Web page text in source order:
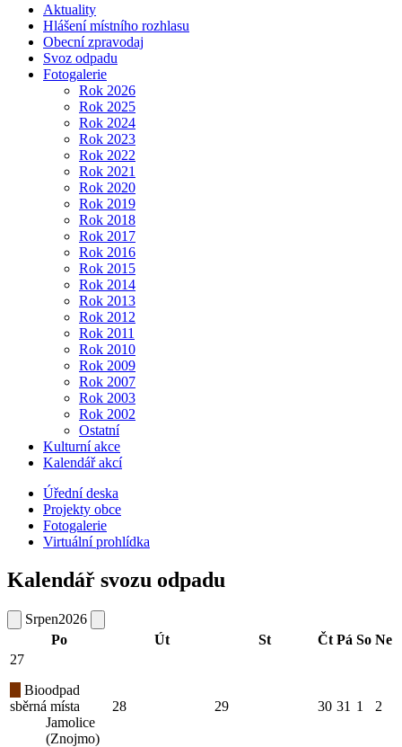
Aktuality
Hlášení místního rozhlasu
Obecní zpravodaj
Svoz odpadu
Fotogalerie
Rok 2026
Rok 2025
Rok 2024
Rok 2023
Rok 2022
Rok 2021
Rok 2020
Rok 2019
Rok 2018
Rok 2017
Rok 2016
Rok 2015
Rok 2014
Rok 2013
Rok 2012
Rok 2011
Rok 2010
Rok 2009
Rok 2007
Rok 2003
Rok 2002
Ostatní
Kulturní akce
Kalendář akcí
Úřední deska
Projekty obce
Fotogalerie
Virtuální prohlídka
Kalendář svozu odpadu
Srpen2026
Po
Út St Čt Pá So Ne
27
Bioodpad
sběrná místa
Jamolice
(Znojmo)
28 29 30 31 1 2